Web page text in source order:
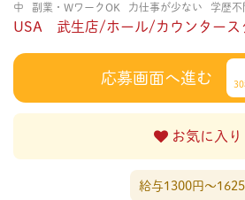
中
副業・WワークOK 力仕事が少ない 学歴不
り
男性が多い 知識・経験不要 研修あり 立
迎
賑やかな職場 長く働ける 長期歓迎
USA 武生店/ホール/カウンタース
応募画面へ進む
お気に入り
給与1300円〜